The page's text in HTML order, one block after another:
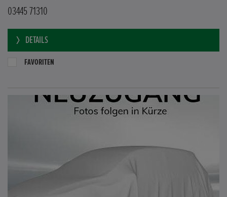
03445 71310
DETAILS
FAVORITEN